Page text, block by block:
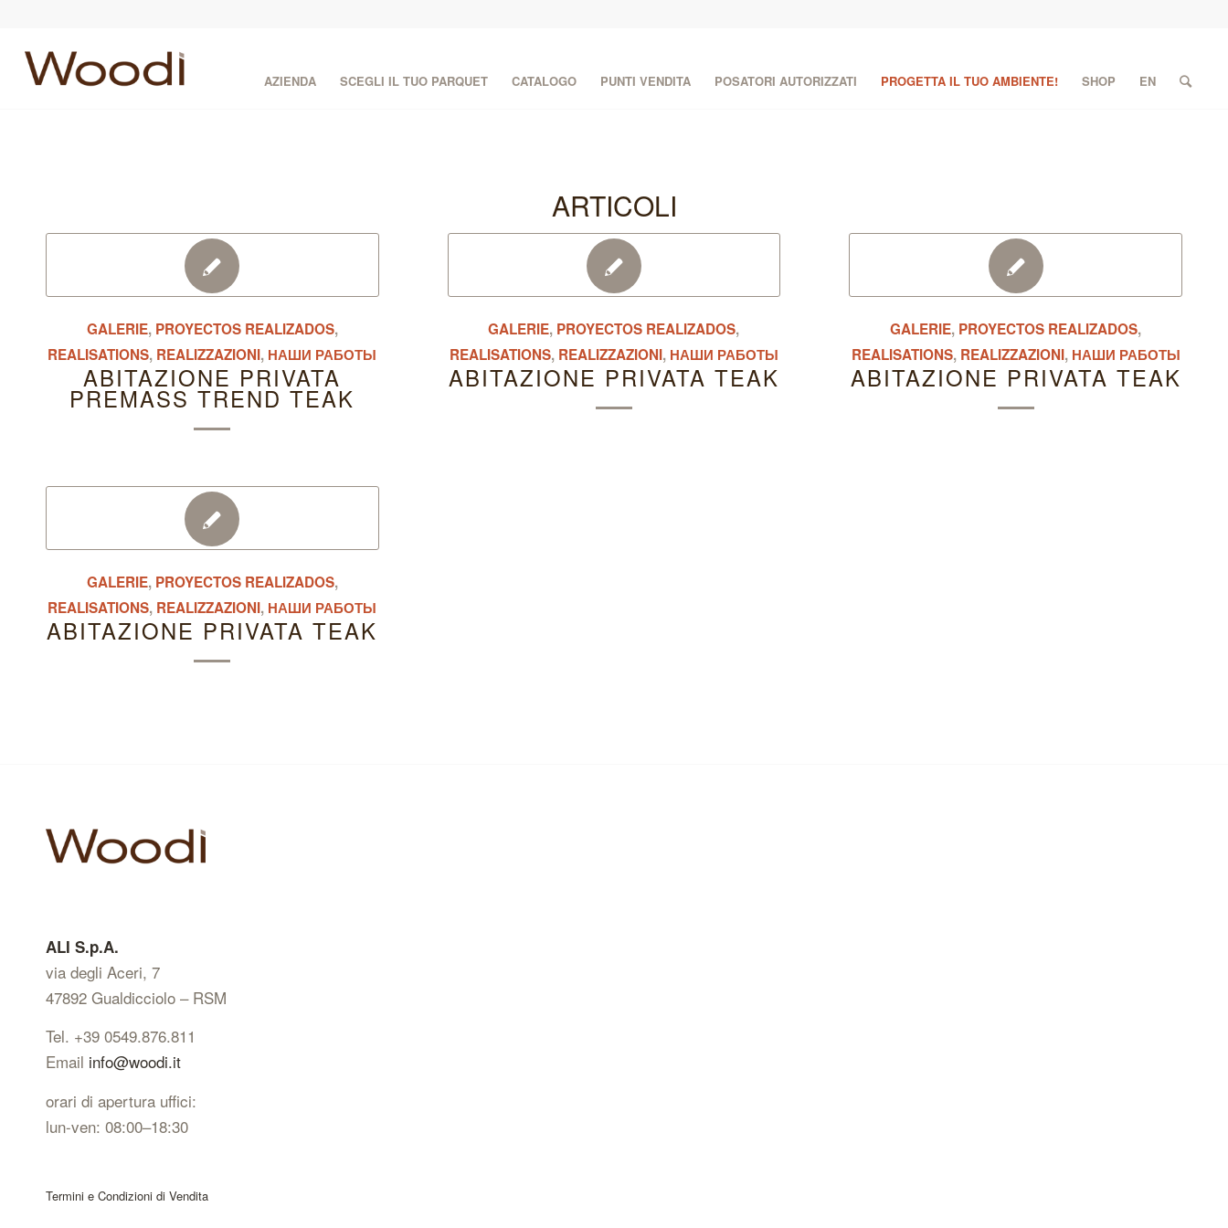
AZIENDA SCEGLI IL TUO PARQUET CATALOGO PUNTI VENDITA POSATORI AUTORIZZATI PROGETTA IL TUO AMBIENTE! SHOP EN
ARTICOLI
GALERIE, PROYECTOS REALIZADOS,
REALISATIONS, REALIZZAZIONI, НАШИ РАБОТЫ
ABITAZIONE PRIVATA
PREMASS TREND TEAK
GALERIE, PROYECTOS REALIZADOS,
REALISATIONS, REALIZZAZIONI, НАШИ РАБОТЫ
ABITAZIONE PRIVATA TEAK
GALERIE, PROYECTOS REALIZADOS,
REALISATIONS, REALIZZAZIONI, НАШИ РАБОТЫ
ABITAZIONE PRIVATA TEAK
GALERIE, PROYECTOS REALIZADOS,
REALISATIONS, REALIZZAZIONI, НАШИ РАБОТЫ
ABITAZIONE PRIVATA TEAK
ALI S.p.A.
via degli Aceri, 7
47892 Gualdicciolo – RSM
Tel. +39 0549.876.811
Email info@woodi.it
orari di apertura uffici:
lun-ven: 08:00–18:30
Termini e Condizioni di Vendita